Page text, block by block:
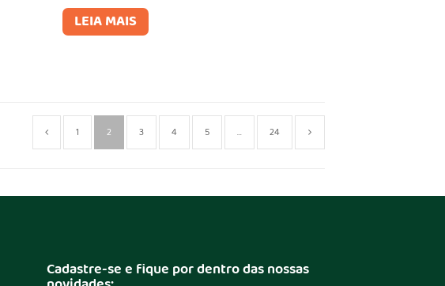
LEIA MAIS
1 2 3 4 5 … 24
Cadastre-se e fique por dentro das nossas